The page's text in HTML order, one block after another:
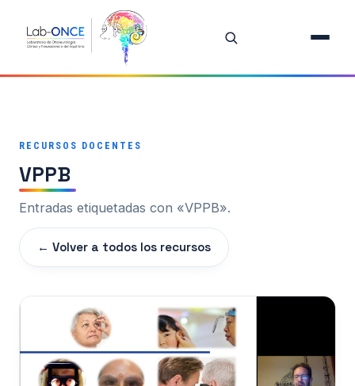
Proyectos
Publicaciones destacadas
Todas las publicaciones
Recursos Docentes
Todos los recursos
RECURSOS DOCENTES
VPPB
Entradas etiquetadas con «VPPB».
← Volver a todos los recursos